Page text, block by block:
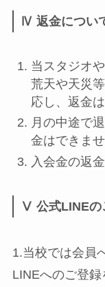
Ⅳ 返金につい
当スタジオ
荒天や天災
応し、返金
月の中途で
金はできませ
入会金の返
Ⅴ 公式LINEの
1.当校では会員
LINEへのご登録